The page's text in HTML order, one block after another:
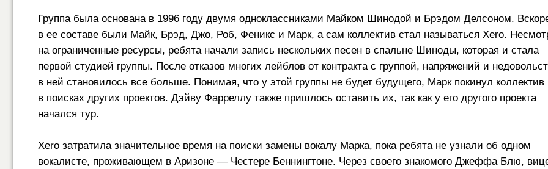
Группа была основана в 1996 году двумя одноклассниками Майком Шинодой и Брэдом Делсоном.
в ее составе были Майк, Брэд, Джо, Роб, Феникс и Марк, а сам коллектив стал называться Xero.
на ограниченные ресурсы, ребята начали запись нескольких песен в спальне Шиноды, которая и стала
первой студией группы. После отказов многих лейблов от контракта с группой, напряжений и
в ней становилось все больше. Понимая, что у этой группы не будет будущего, Марк покинул коллектив
в поисках других проектов. Дэйву Фарреллу также пришлось оставить их, так как у его другого проекта
начался тур.
Xero затратила значительное время на поиски замены вокалу Марка, пока ребята не узнали об одном
вокалисте, проживающем в Аризоне — Честере Беннингтоне. Через своего знакомого Джеффа Блю,